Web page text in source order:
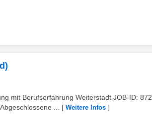
mit Berufserfahrung Weiterstadt JOB-ID: 872
...
[ Weitere Infos ]